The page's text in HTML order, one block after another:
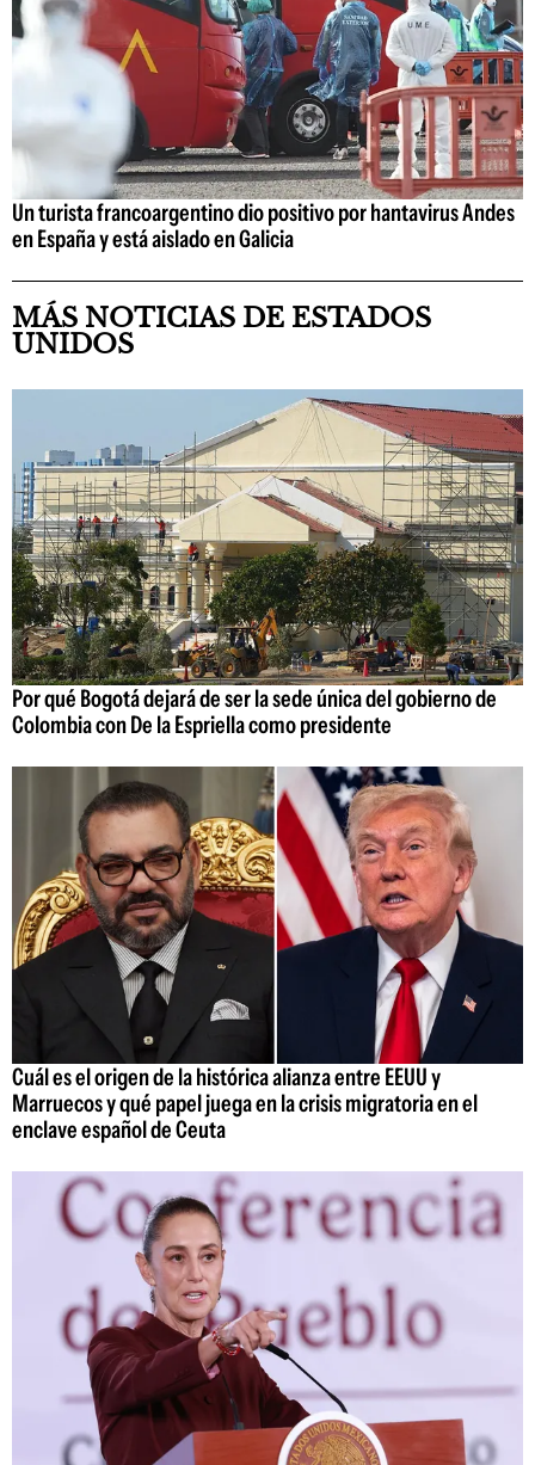
Un turista francoargentino dio positivo por hantavirus Andes
en España y está aislado en Galicia
MÁS NOTICIAS DE ESTADOS
UNIDOS
Por qué Bogotá dejará de ser la sede única del gobierno de
Colombia con De la Espriella como presidente
Cuál es el origen de la histórica alianza entre EEUU y
Marruecos y qué papel juega en la crisis migratoria en el
enclave español de Ceuta